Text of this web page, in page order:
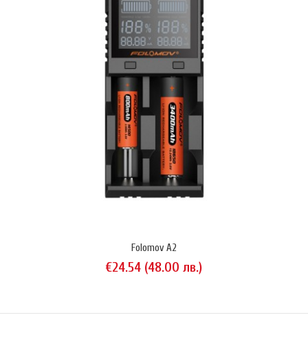
зарежда Li-Ion акумулатори през USB порт и самото то да
функционира като зарядна банка, използвайки капацитета на
поставения в него Li-Ion акумулатор.Конструкцията на Folomov A1 е
елементарна: единият му край завършва на двупосочен USB
конектор, а два магнитни конектора в другия му край осигуряват
Folomov A2
€24.54 (48.00 лв.)